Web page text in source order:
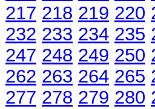
217 218 219 220
232 233 234 235
247 248 249 250
262 263 264 265
277 278 279 280